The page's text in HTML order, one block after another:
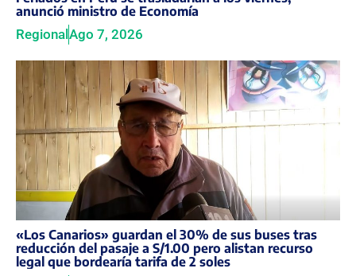
anunció ministro de Economía
Regional Ago 7, 2026
«Los Canarios» guardan el 30% de sus buses tras
reducción del pasaje a S/1.00 pero alistan recurso
legal que bordearía tarifa de 2 soles